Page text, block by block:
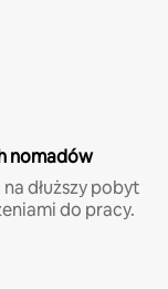
nomadów
dłuższy pobyt
do pracy.